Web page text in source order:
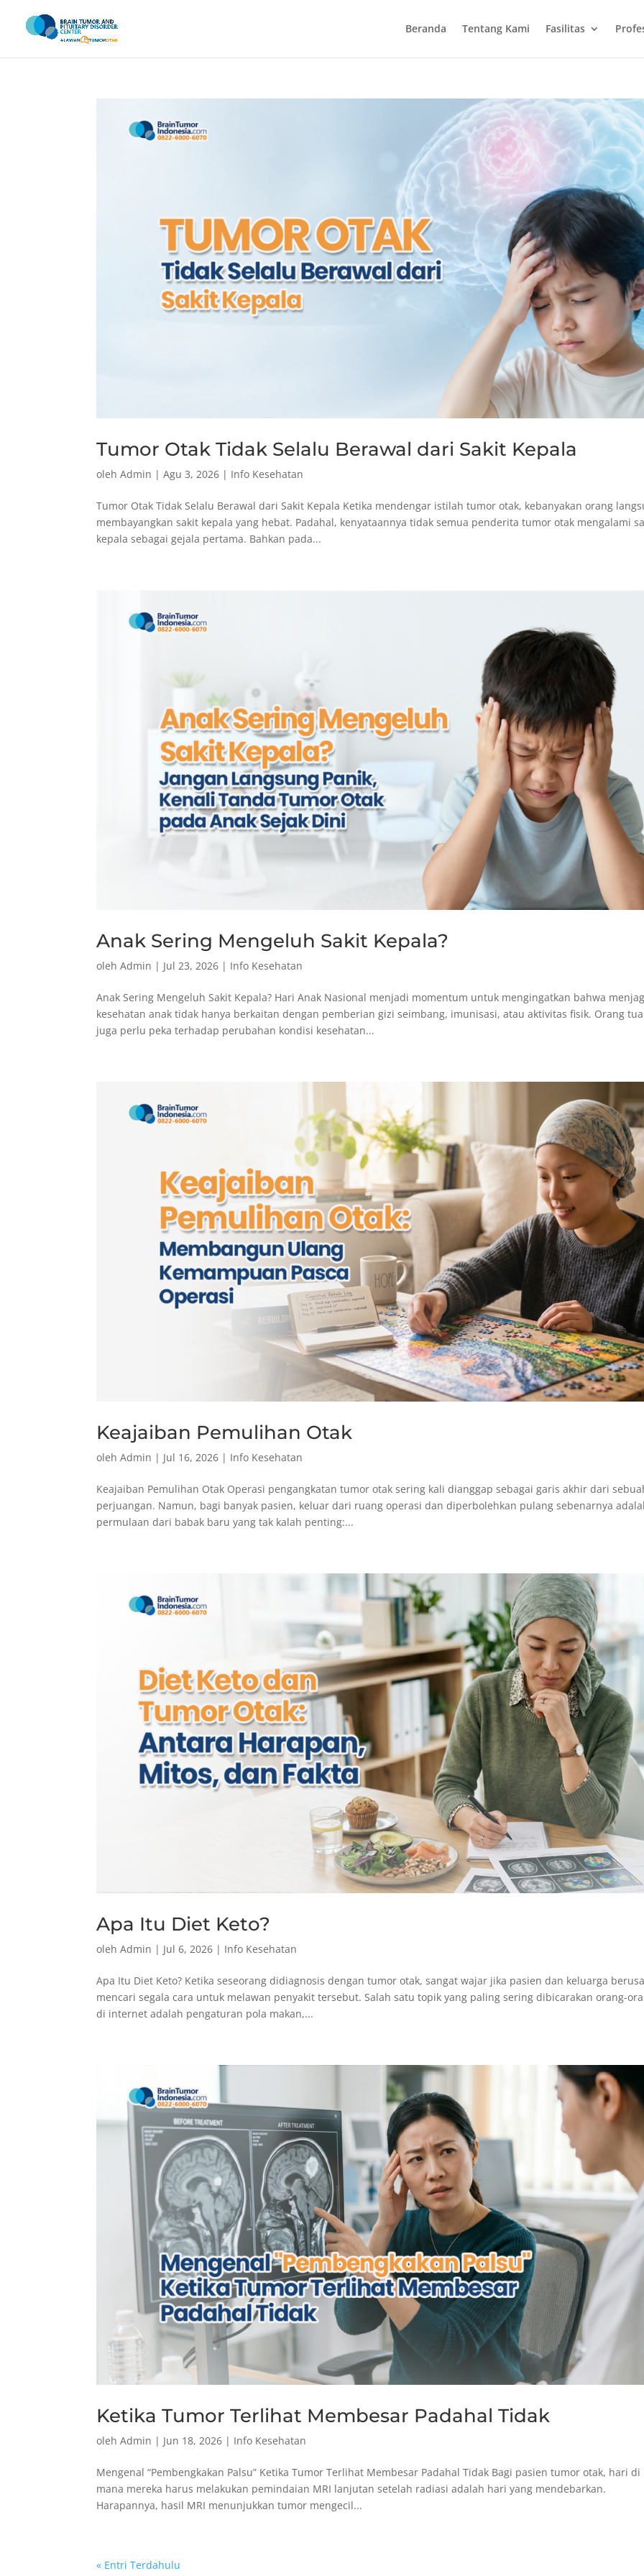
Beranda Tentang Kami Fasilitas
Tumor Otak Tidak Selalu Berawal dari Sakit Kepala
olehAdmin |Agu 3, 2026 | Info Kesehatan
Tumor Otak Tidak Selalu Berawal dari Sakit Kepala Ketika mendengar istilah tumor otak, kebanyakan orang
membayangkan sakit kepala yang hebat. Padahal, kenyataannya tidak semua penderita tumor otak mengalami
kepala sebagai gejala pertama. Bahkan pada...
Anak Sering Mengeluh Sakit Kepala?
olehAdmin | Jul 23, 2026 | Info Kesehatan
Anak Sering Mengeluh Sakit Kepala? Hari Anak Nasional menjadi momentum untuk mengingatkan bahwa
kesehatan anak tidak hanya berkaitan dengan pemberian gizi seimbang, imunisasi, atau aktivitas fisik. Orang tua
juga perlu peka terhadap perubahan kondisi kesehatan...
Keajaiban Pemulihan Otak
olehAdmin | Jul 16, 2026 | Info Kesehatan
Keajaiban Pemulihan Otak Operasi pengangkatan tumor otak sering kali dianggap sebagai garis akhir dari
perjuangan. Namun, bagi banyak pasien, keluar dari ruang operasi dan diperbolehkan pulang sebenarnya
permulaan dari babak baru yang tak kalah penting:...
Apa Itu Diet Keto?
olehAdmin | Jul 6, 2026 | Info Kesehatan
Apa Itu Diet Keto? Ketika seseorang didiagnosis dengan tumor otak, sangat wajar jika pasien dan keluarga
mencari segala cara untuk melawan penyakit tersebut. Salah satu topik yang paling sering dibicarakan orang-
di internet adalah pengaturan pola makan,...
Ketika Tumor Terlihat Membesar Padahal Tidak
olehAdmin | Jun 18, 2026 | Info Kesehatan
Mengenal “Pembengkakan Palsu” Ketika Tumor Terlihat Membesar Padahal Tidak Bagi pasien tumor otak, hari di
mana mereka harus melakukan pemindaian MRI lanjutan setelah radiasi adalah hari yang mendebarkan.
Harapannya, hasil MRI menunjukkan tumor mengecil...
« Entri Terdahulu